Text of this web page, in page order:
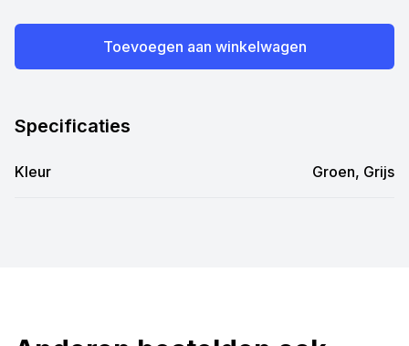
Toevoegen aan winkelwagen
Specificaties
Kleur Groen, Grijs